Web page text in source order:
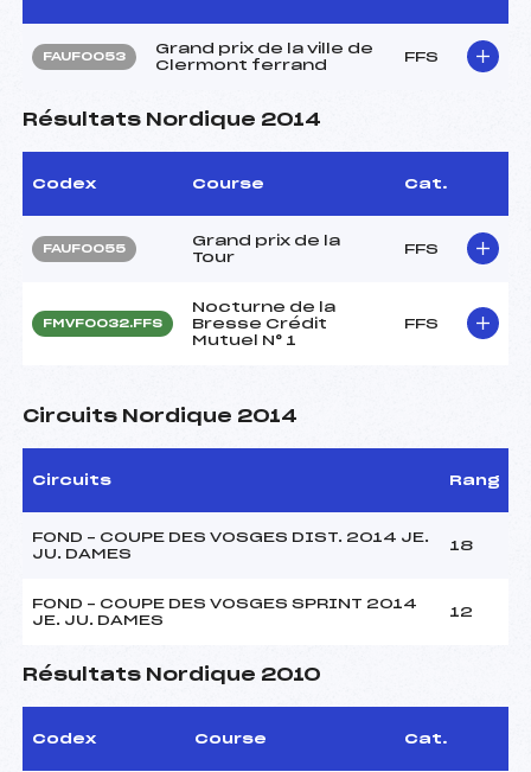
FAUF0053
Grand prix de la ville de
Clermont ferrand
FFS
Résultats Nordique 2014
Codex Course Cat.
FAUF0055
Grand prix de la
Tour
FFS
FMVF0032.FFS
Nocturne de la
Bresse Crédit
Mutuel N° 1
FFS
Circuits Nordique 2014
Circuits Rang
FOND – COUPE DES VOSGES DIST. 2014 JE.
JU. DAMES
18
FOND – COUPE DES VOSGES SPRINT 2014
JE. JU. DAMES
12
Résultats Nordique 2010
Codex Course Cat.